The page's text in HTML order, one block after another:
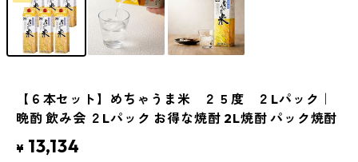
【６本セット】めちゃうま米 ２５度 ２Lパック｜
晩酌 飲み会 ２Lパック お得な焼酎 2L焼酎 パック焼酎
¥ 13,134